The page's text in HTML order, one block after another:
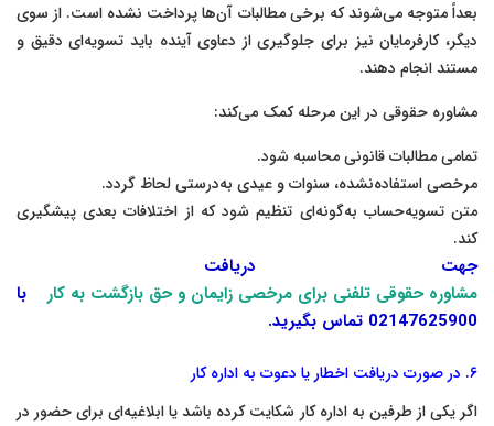
بعداً متوجه می‌شوند که برخی مطالبات آن‌ها پرداخت نشده است. از سوی
دیگر، کارفرمایان نیز برای جلوگیری از دعاوی آینده باید تسویه‌ای دقیق و
مستند انجام دهند.
مشاوره حقوقی در این مرحله کمک می‌کند:
تمامی مطالبات قانونی محاسبه شود.
مرخصی استفاده‌نشده، سنوات و عیدی به‌درستی لحاظ گردد.
متن تسویه‌حساب به‌گونه‌ای تنظیم شود که از اختلافات بعدی پیشگیری
کند.
جهت دریافت
مشاوره حقوقی تلفنی برای مرخصی زایمان و حق بازگشت به کار با
02147625900 تماس بگیرید.
۶. در صورت دریافت اخطار یا دعوت به اداره کار
اگر یکی از طرفین به اداره کار شکایت کرده باشد یا ابلاغیه‌ای برای حضور در